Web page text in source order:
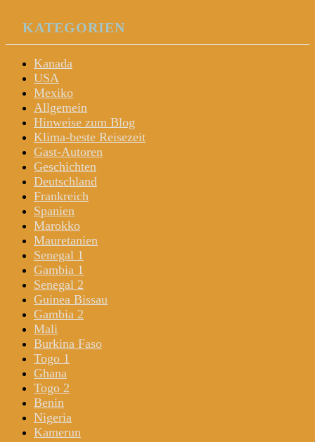
KATEGORIEN
Kanada
USA
Mexiko
Allgemein
Hinweise zum Blog
Klima-beste Reisezeit
Gast-Autoren
Geschichten
Deutschland
Frankreich
Spanien
Marokko
Mauretanien
Senegal 1
Gambia 1
Senegal 2
Guinea Bissau
Gambia 2
Mali
Burkina Faso
Togo 1
Ghana
Togo 2
Benin
Nigeria
Kamerun